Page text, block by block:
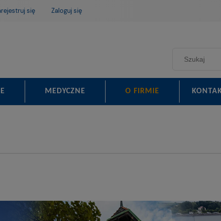
się Zaloguj się
MEDYCZNE O FIRMIE